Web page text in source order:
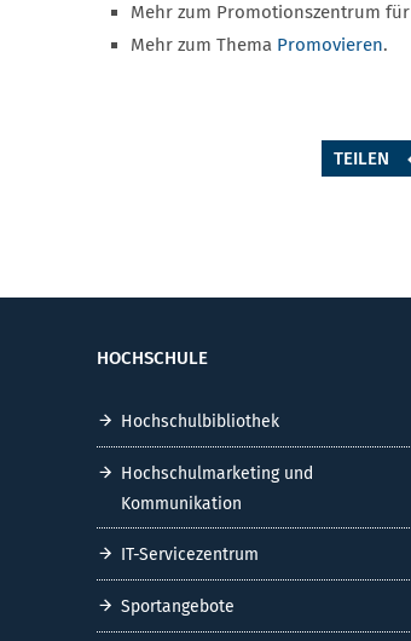
Mehr zum Promotionszentrum für
Mehr zum Thema Promovieren.
TEILEN
HOCHSCHULE
Hochschulbibliothek
Hochschulmarketing und
Kommunikation
IT-Servicezentrum
Sportangebote